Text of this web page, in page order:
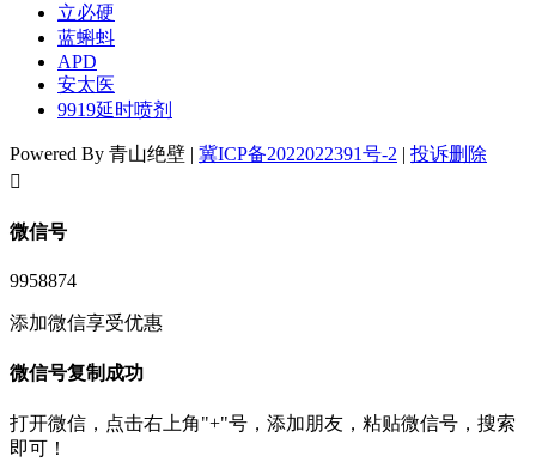
立必硬
蓝蝌蚪
APD
安太医
9919延时喷剂
Powered By 青山绝壁 | 冀ICP备2022022391号-2 | 投诉删除
󦘖
微信号
9958874
添加微信享受优惠
微信号复制成功
打开微信，点击右上角"+"号，添加朋友，粘贴微信号，搜索
即可！